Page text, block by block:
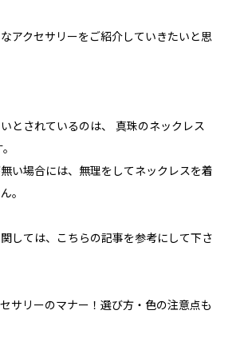
アクセサリーをご紹介していきたいと思
とされているのは、 真珠のネックレス
い場合には、無理をしてネックレスを着
。
しては、こちらの記事を参考にして下さ
サリーのマナー！選び方・色の注意点も